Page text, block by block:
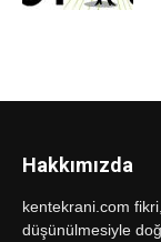
Hakkımızda
kentekrani.com
düşünülmesiyle